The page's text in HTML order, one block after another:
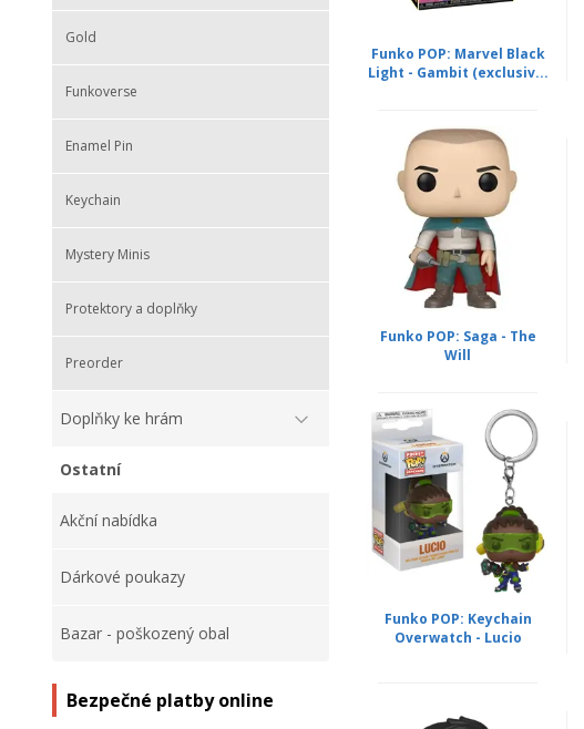
Gold
Funkoverse
Enamel Pin
Keychain
Mystery Minis
Protektory a doplňky
Preorder
Doplňky ke hrám
Ostatní
Akční nabídka
Dárkové poukazy
Bazar - poškozený obal
Bezpečné platby online
Funko POP: Marvel Black
Light - Gambit (exclusiv...
Funko POP: Saga - The
Will
Funko POP: Keychain
Overwatch - Lucio